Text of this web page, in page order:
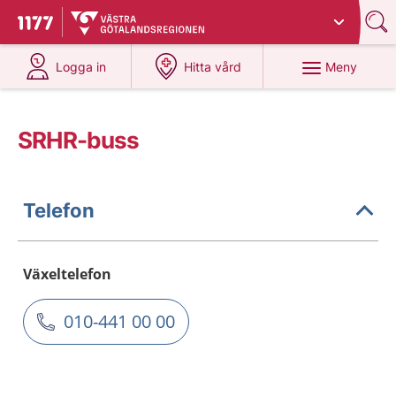
Till startsidan för 1177
Du har valt region
Logga in
på 1177.se
Hitta vård
på 1177.se
Meny
SRHR-buss
Telefon
Växeltelefon
010-441 00 00